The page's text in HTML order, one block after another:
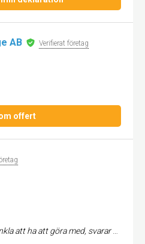
AB Verifierat företag
offert
svarar snabbt på frågor och är tillmötesgående. Vi har haft ett bra samarbete under f...